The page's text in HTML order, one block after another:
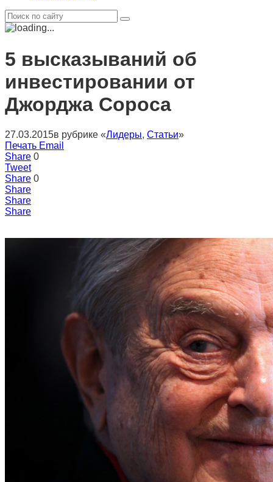
5 высказываний об
инвестировании от
Джорджа Сороса
27.03.2015в рубрике «Лидеры, Статьи»
Печать Email
Share 0
Tweet
Share 0
Share
Share
Share